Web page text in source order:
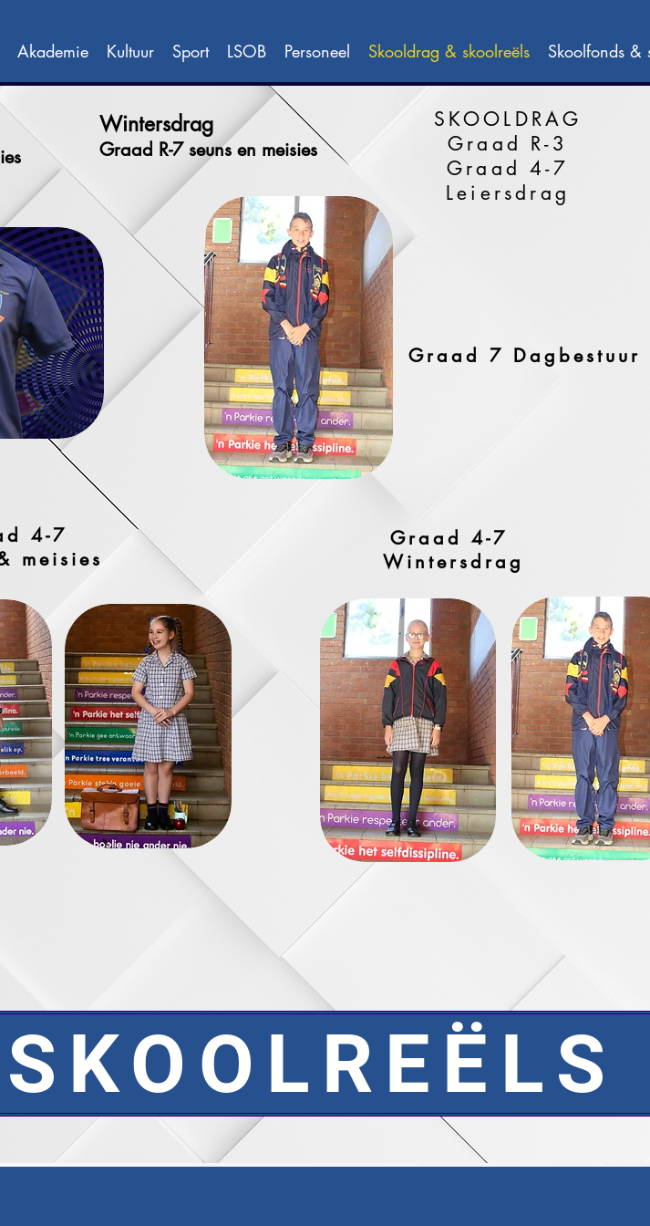
Akademie Kultuur Sport LSOB Personeel Skooldrag & skoolreëls Skoolfonds &
SKOOLDRAG
Graad R-3
Graad 4-7
Leiersdrag
4-7
meisies
Graad 7 Dagbestuur
Wintersdrag
Graad R-7 seuns en meisies
Graad 4-7
Wintersdrag
SKOOLREËLS